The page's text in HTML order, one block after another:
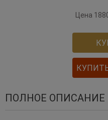
Цена
ПОЛНОЕ ОПИСАНИЕ